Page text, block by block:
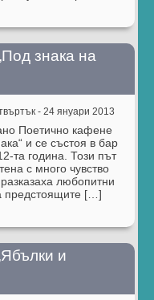
знака на
- 24 януари 2013
кафене
и се състоя в бар
та година. Този път
с много чувство
любопитни
предстоящите […]
и